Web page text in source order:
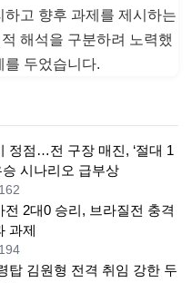
고 향후 과제를 제시하는
해석을 구분하려 노력했
를 두었습니다.
정점…전 구장 매진, ‘절대 1
승 시나리오 급부상
2대0 승리, 브라질전 충격
과제
탑 김원형 전격 취임 강한 두